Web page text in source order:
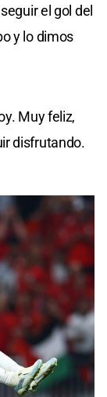
el gol del
y lo dimos
Muy feliz,
disfrutando.